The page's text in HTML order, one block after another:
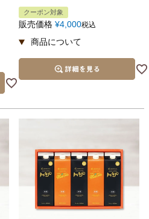
クーポン対象
販売価格 ¥4,000税込